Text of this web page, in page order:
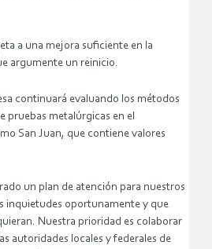
a una mejora suficiente en la
argumente un reinicio.
continuará evaluando los métodos
pruebas metalúrgicas en el
San Juan, que contiene valores
un plan de atención para nuestros
inquietudes oportunamente y que
Nuestra prioridad es colaborar
autoridades locales y federales de